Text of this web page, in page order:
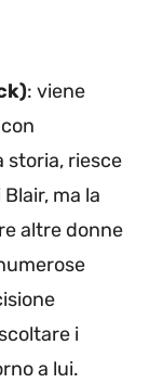
: viene
storia, riesce
ma la
altre donne
i
a lui.